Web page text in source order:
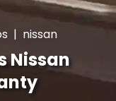
| nissan
Nissan